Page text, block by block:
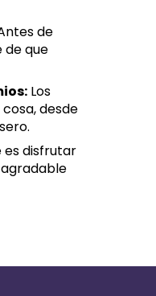
de
de que
Los
desde
es disfrutar